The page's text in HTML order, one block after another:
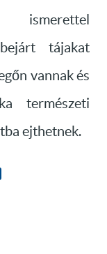
tájakat
vannak és
természeti
ejthetnek.